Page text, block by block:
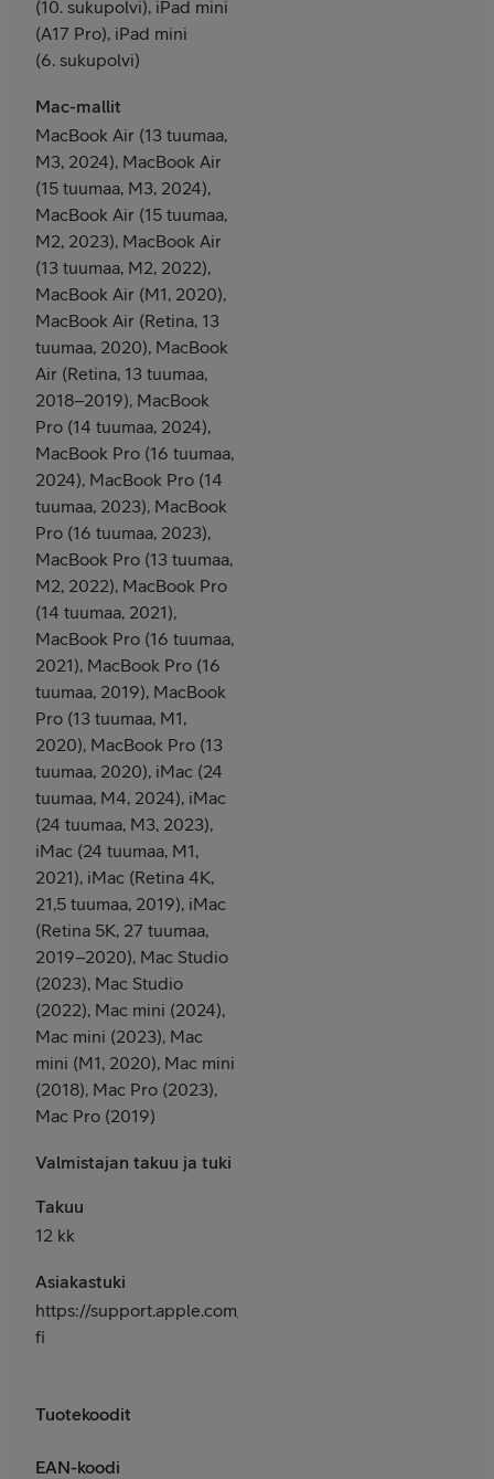
(10. sukupolvi), iPad mini
(A17 Pro), iPad mini
(6. sukupolvi)
Mac-mallit
MacBook Air (13 tuumaa,
M3, 2024), MacBook Air
(15 tuumaa, M3, 2024),
MacBook Air (15 tuumaa,
M2, 2023), MacBook Air
(13 tuumaa, M2, 2022),
MacBook Air (M1, 2020),
MacBook Air (Retina, 13
tuumaa, 2020), MacBook
Air (Retina, 13 tuumaa,
2018–2019), MacBook
Pro (14 tuumaa, 2024),
MacBook Pro (16 tuumaa,
2024), MacBook Pro (14
tuumaa, 2023), MacBook
Pro (16 tuumaa, 2023),
MacBook Pro (13 tuumaa,
M2, 2022), MacBook Pro
(14 tuumaa, 2021),
MacBook Pro (16 tuumaa,
2021), MacBook Pro (16
tuumaa, 2019), MacBook
Pro (13 tuumaa, M1,
2020), MacBook Pro (13
tuumaa, 2020), iMac (24
tuumaa, M4, 2024), iMac
(24 tuumaa, M3, 2023),
iMac (24 tuumaa, M1,
2021), iMac (Retina 4K,
21,5 tuumaa, 2019), iMac
(Retina 5K, 27 tuumaa,
2019–2020), Mac Studio
(2023), Mac Studio
(2022), Mac mini (2024),
Mac mini (2023), Mac
mini (M1, 2020), Mac mini
(2018), Mac Pro (2023),
Mac Pro (2019)
Valmistajan takuu ja tuki
Takuu
12 kk
Asiakastuki
https://support.apple.com/fi-
fi
Tuotekoodit
EAN-koodi